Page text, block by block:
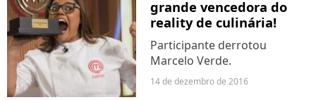
grande vencedora do
reality de culinária!
Participante derrotou
Marcelo Verde.
14 de dezembro de 2016